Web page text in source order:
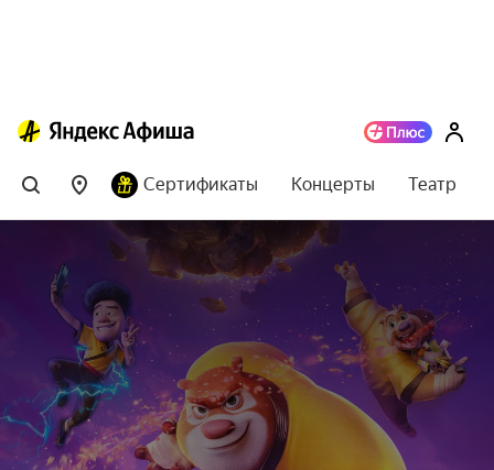
Сертификаты Концерты Театр